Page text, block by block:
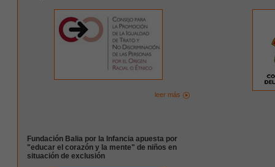
leer más
Fundación Balia por la Infancia apuesta por
"educar el corazón y la mente" de niños en
situación de exclusión